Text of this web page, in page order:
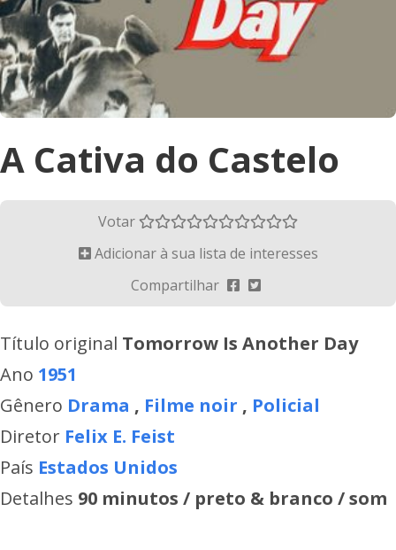
A Cativa do Castelo
Votar
Adicionar à sua lista de interesses
Compartilhar
Título original Tomorrow Is Another Day
Ano 1951
Gênero Drama , Filme noir , Policial
Diretor Felix E. Feist
País Estados Unidos
Detalhes 90 minutos / preto & branco / som